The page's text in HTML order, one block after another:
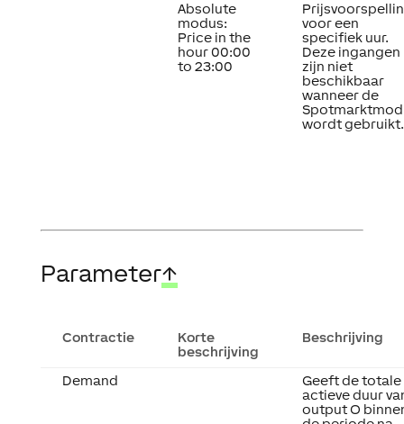
Absolute
modus:
Price in the
hour 00:00
to 23:00
voor een
specifiek uur.
Deze ingangen
zijn niet
beschikbaar
wanneer de
wordt gebruikt.
Parameter↑
Contractie
Korte
beschrijving
Beschrijving
Demand
Geeft de totale
actieve duur
output O